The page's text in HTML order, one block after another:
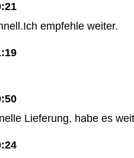
empfehle weiter.
Lieferung, habe es